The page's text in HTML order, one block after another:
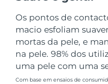
Os pontos de
macio esfoliam
mortas da pele, e
na pele. 98% dos
uma pele com uma
Com base em ensaios de
Filipinas
Polônia
Portugal